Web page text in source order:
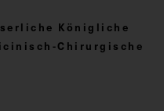
Königliche
Chirurgische